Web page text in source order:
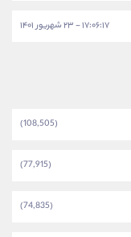
۱۷:۰۶:۱۷ - ۲۳ شهریور ۱۴۰۱
(108,505)
(77,915)
(74,835)